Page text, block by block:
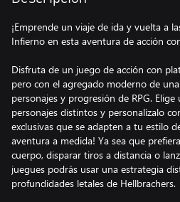
¡Emprende un viaje de ida y vuelta a
Infierno en esta aventura de acción
Disfruta de un juego de acción con
pero con el agregado moderno de
personajes y progresión de RPG.
personajes distintos y personalízalo
exclusivas que se adapten a tu estilo
aventura a medida! Ya sea que
cuerpo, disparar tiros a distancia o
juegues podrás usar una estrategia
profundidades letales de Hellbrachers.